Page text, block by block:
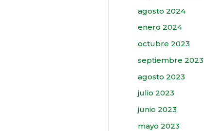
agosto 2024
enero 2024
octubre 2023
septiembre 2023
agosto 2023
julio 2023
junio 2023
mayo 2023